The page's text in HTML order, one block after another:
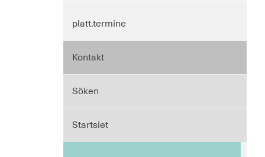
platt.termine
Kontakt
Söken
Startsiet